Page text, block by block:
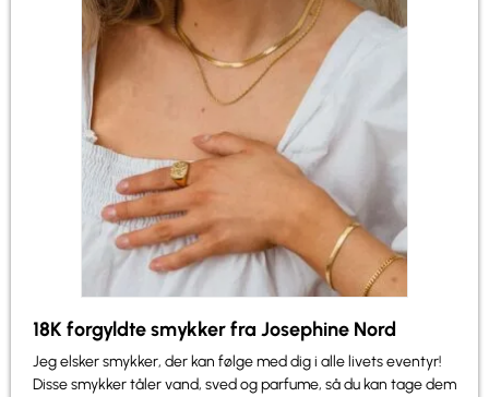
18K forgyldte smykker fra Josephine Nord
Jeg elsker smykker, der kan følge med dig i alle livets eventyr!
Disse smykker tåler vand, sved og parfume, så du kan tage dem